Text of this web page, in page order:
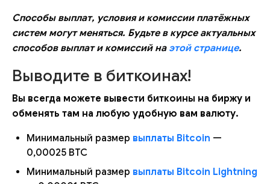
Способы выплат, условия и комиссии платёжных
систем могут меняться. Будьте в курсе актуальных
способов выплат и комиссий на этой странице.
Выводите в биткоинах!
Вы всегда можете вывести биткоины на биржу и
обменять там на любую удобную вам валюту.
Минимальный размер выплаты Bitcoin —
0,00025 BTC
Минимальный размер выплаты Bitcoin Lightning